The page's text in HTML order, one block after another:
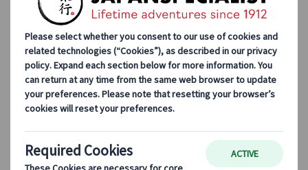
Groepsreizen
Reizen per huurauto
Excursies
Groepsreizen op maat
Japan Rail Pass
Hoe we te werk gaan
Over Ons
Ons team
Sluit je aan bij ons team
Seizoensgebonden Reistips
Bestemmingshoogtepunten
Culturele Inzichten